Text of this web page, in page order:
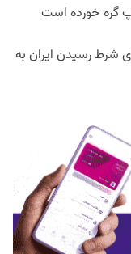
گره خورده است
رسیدن ایران به